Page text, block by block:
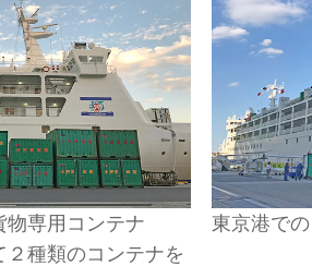
物専用コンテナ
２種類のコンテナを
東京港で